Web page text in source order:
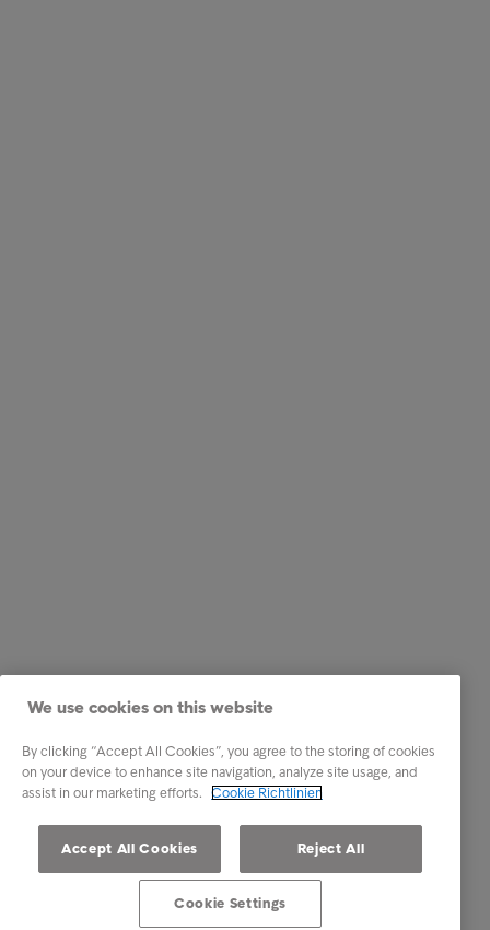
We use cookies on this website
By clicking “Accept All Cookies”, you agree to the storing of cookies
on your device to enhance site navigation, analyze site usage, and
assist in our marketing efforts. Cookie Richtlinien
Accept All Cookies Reject All
Cookie Settings